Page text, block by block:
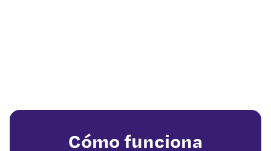
Cómo funciona